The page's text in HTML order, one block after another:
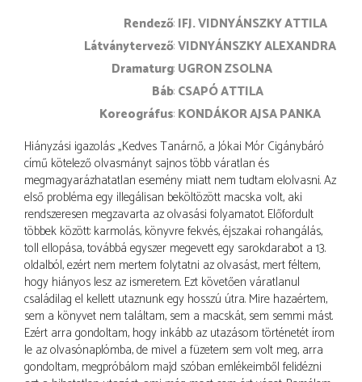
rendező IFJ. VIDNYÁNSZKY ATTILA
látványtervező VIDNYÁNSZKY ALEXANDRA
dramaturg UGRON ZSOLNA
báb CSAPÓ ATTILA
koreográfus KONDÁKOR AJSA PANKA
Hiányzási igazolás: „Kedves Tanárnő, a Jókai Mór Cigánybáró
című kötelező olvasmányt sajnos több váratlan és
megmagyarázhatatlan esemény miatt nem tudtam elolvasni. Az
első probléma egy illegálisan beköltözött macska volt, aki
rendszeresen megzavarta az olvasási folyamatot. Előfordult
többek között: karmolás, könyvre fekvés, éjszakai rohangálás,
toll ellopása, továbbá egyszer megevett egy sarokdarabot a 13.
oldalból, ezért nem mertem folytatni az olvasást, mert féltem,
hogy hiányos lesz az ismeretem. Ezt követően váratlanul
családilag el kellett utaznunk egy hosszú útra. Mire hazaértem,
sem a könyvet nem találtam, sem a macskát, sem semmi mást.
Ezért arra gondoltam, hogy inkább az utazásom történetét írom
le az olvasónaplómba, de mivel a füzetem sem volt meg, arra
gondoltam, megpróbálom majd szóban emlékeimből felidézni